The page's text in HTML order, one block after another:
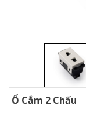
Ổ Cắm 2 Chấu